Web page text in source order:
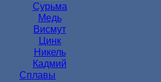
Сурьма
Медь
Висмут
Цинк
Никель
Кадмий
Сплавы